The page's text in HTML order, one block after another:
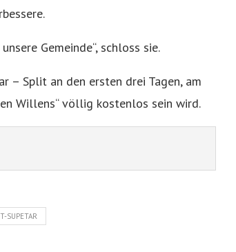
Gemeinde“, schloss sie.
– Split an den ersten drei Tagen, am
Willens“ völlig kostenlos sein wird.
SUPETAR